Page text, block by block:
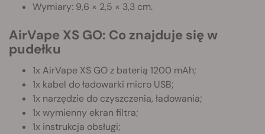
Wymiary: 9,6 × 2,5 × 3,3 cm.
AirVape XS GO: Co znajduje się w
pudełku
1x AirVape XS GO z baterią 1200 mAh;
1x kabel do ładowarki micro USB;
1x narzędzie do czyszczenia, ładowania;
1x wymienny ekran filtra;
1x instrukcja obsługi;